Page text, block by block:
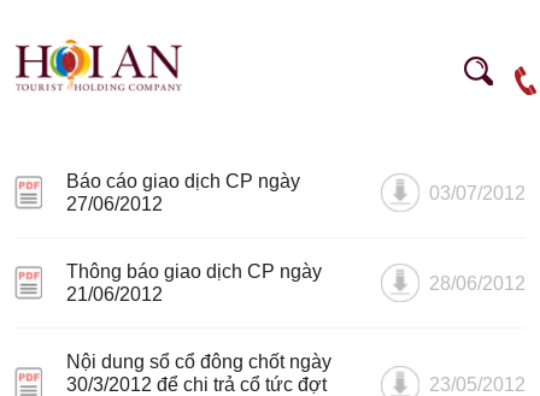
Báo cáo giao dịch CP ngày
27/06/2012
03/07/2012
Thông báo giao dịch CP ngày
21/06/2012
28/06/2012
Nội dung sổ cổ đông chốt ngày
30/3/2012 để chi trả cổ tức đợt
23/05/2012